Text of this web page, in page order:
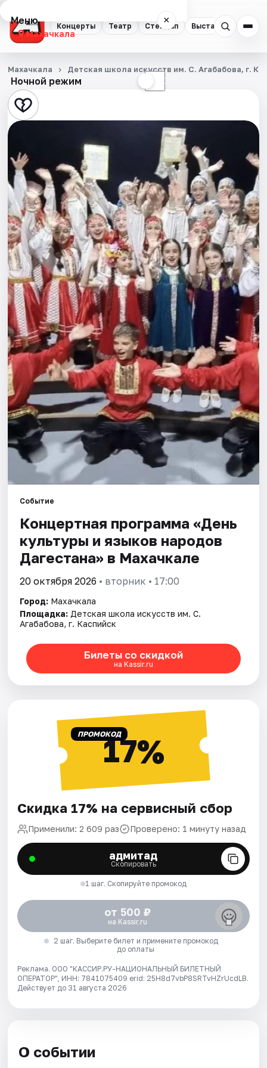
Концерты Театр Стендап Выставки
Меню ×
Махачкала
Концерты
Театр
Стендап
Экскурсии
Спорт
События
Города
Площадки
Артисты
Рейтинги
Ночной режим ☾
Махачкала Детская школа искусств им. С. Агабабова, г.
Событие
Концертная программа «День
культуры и языков народов
Дагестана» в Махачкале
20 октября 2026 • вторник • 17:00
Город: Махачкала
Площадка: Детская школа искусств им. С.
Агабабова, г. Каспийск
Билеты со скидкой
на Kassir.ru
ПРОМОКОД17%
Скидка 17% на сервисный сбор
Применили: 2 609 раз Проверено: 1 минуту назад
адмитад
Скопировать
1 шаг. Скопируйте промокод
от 500 ₽
на Kassir.ru
2 шаг. Выберите билет и примените промокод
до оплаты
Реклама. ООО "КАССИР.РУ-НАЦИОНАЛЬНЫЙ БИЛЕТНЫЙ
ОПЕРАТОР", ИНН: 7841075409 erid: 25H8d7vbP8SRTvHZrUcdLB.
Действует до 31 августа 2026
О событии